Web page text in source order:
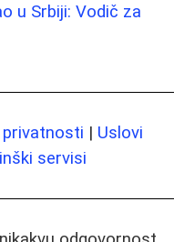
u Srbiji: Vodič za
| Uslovi
servisi